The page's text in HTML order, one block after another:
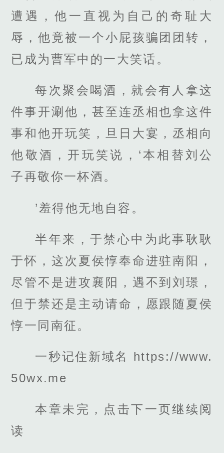
遭遇，他一直视为自己的奇耻大
辱，他竟被一个小屁孩骗团团转，
已成为曹军中的一大笑话。
每次聚会喝酒，就会有人拿这
件事开涮他，甚至连丞相也拿这件
事和他开玩笑，旦日大宴，丞相向
他敬酒，开玩笑说，‘本相替刘公
子再敬你一杯酒。
’羞得他无地自容。
半年来，于禁心中为此事耿耿
于怀，这次夏侯惇奉命进驻南阳，
尽管不是进攻襄阳，遇不到刘璟，
但于禁还是主动请命，愿跟随夏侯
惇一同南征。
一秒记住新域名 https://www.
50wx.me
本章未完，点击下一页继续阅
读